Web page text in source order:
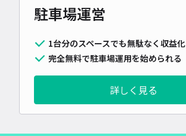
駐車場運営
1台分のスペースでも無駄なく収益化
完全無料で駐車場運用を始められる
詳しく見る